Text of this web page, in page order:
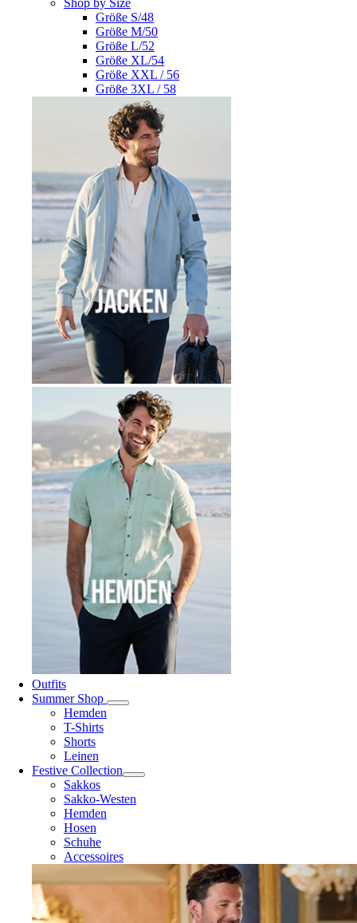
Shop by Size
Größe S/48
Größe M/50
Größe L/52
Größe XL/54
Größe XXL / 56
Größe 3XL / 58
Outfits
Summer Shop
Hemden
T-Shirts
Shorts
Leinen
Festive Collection
Sakkos
Sakko-Westen
Hemden
Hosen
Schuhe
Accessoires